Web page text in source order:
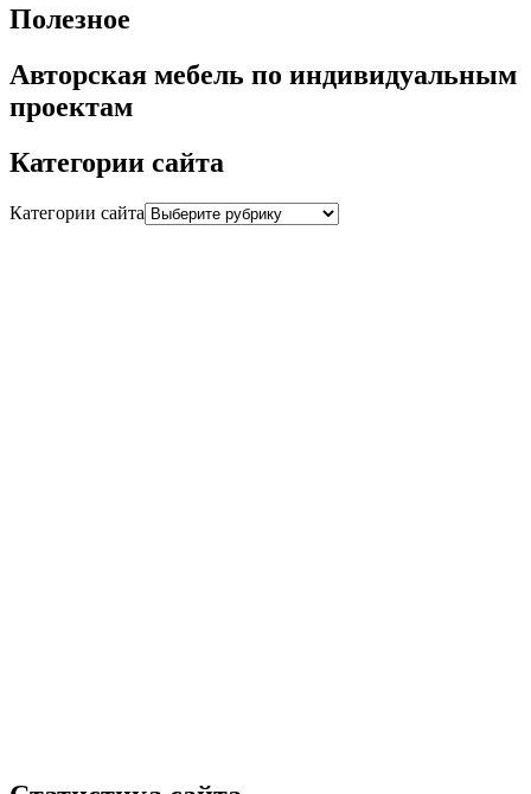
Полезное
Авторская мебель по индивидуальным
проектам
Категории сайта
Категории сайта